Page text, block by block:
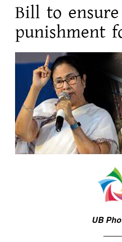
Bill to
punishment
UB